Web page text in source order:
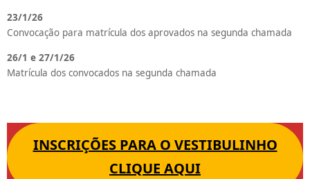
23/1/26
Convocação para matrícula dos aprovados na segunda chamada
26/1 e 27/1/26
Matrícula dos convocados na segunda chamada
INSCRIÇÕES PARA O VESTIBULINHO
CLIQUE AQUI